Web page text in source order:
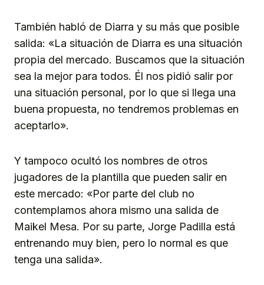
También habló de Diarra y su más que posible
salida: «La situación de Diarra es una situación
propia del mercado. Buscamos que la situación
sea la mejor para todos. Él nos pidió salir por
una situación personal, por lo que si llega una
buena propuesta, no tendremos problemas en
aceptarlo».
Y tampoco ocultó los nombres de otros
jugadores de la plantilla que pueden salir en
este mercado: «Por parte del club no
contemplamos ahora mismo una salida de
Maikel Mesa. Por su parte, Jorge Padilla está
entrenando muy bien, pero lo normal es que
tenga una salida».